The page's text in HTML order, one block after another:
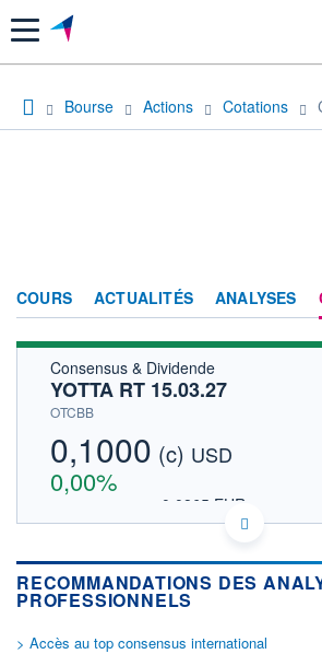
Menu
Bourse Actions Cotations
COURS ACTUALITÉS ANALYSES
Consensus & Dividende
YOTTA RT 15.03.27
OTCBB
0,1000 (c) USD
0,00%
0,0865 EUR
DONNÉES TEMPS DIFFÉRÉ
Politique d'exécution
Cotation sur les autres places
OUVERTURE CLÔTURE
RECOMMANDATIONS DES
PROFESSIONNELS
> Accès au top consensus international